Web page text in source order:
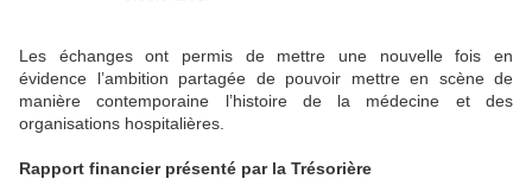
Les échanges ont permis de mettre une nouvelle fois en
évidence l’ambition partagée de pouvoir mettre en scène de
manière contemporaine l’histoire de la médecine et des
organisations hospitalières.
Rapport financier présenté par la Trésorière